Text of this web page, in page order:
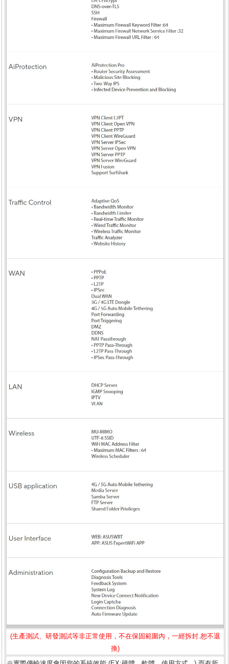
(生產測試、研發測試等非正常使用，不在保固範圍內，一經拆封.恕不退
換)